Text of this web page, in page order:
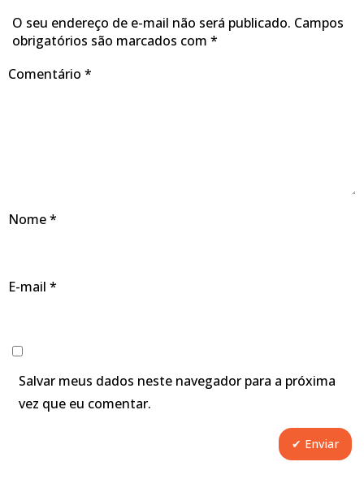
O seu endereço de e-mail não será publicado. Campos
obrigatórios são marcados com *
Comentário *
Nome*
E-mail *
Salvar meus dados neste navegador para a próxima
vez que eu comentar.